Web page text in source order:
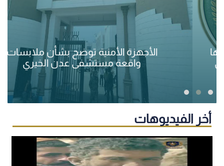
الأجهزة الأمنية توضح بشأن ملابسات
واقعة مستشفى عدن الخيري
أخر الفيديوهات